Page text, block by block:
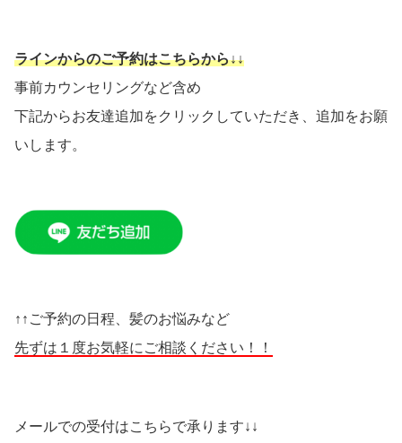
ラインからのご予約はこちらから↓↓
事前カウンセリングなど含め
下記からお友達追加をクリックしていただき、追加をお願
いします。
↑↑ご予約の日程、髪のお悩みなど
先ずは１度お気軽にご相談ください！！
メールでの受付はこちらで承ります↓↓